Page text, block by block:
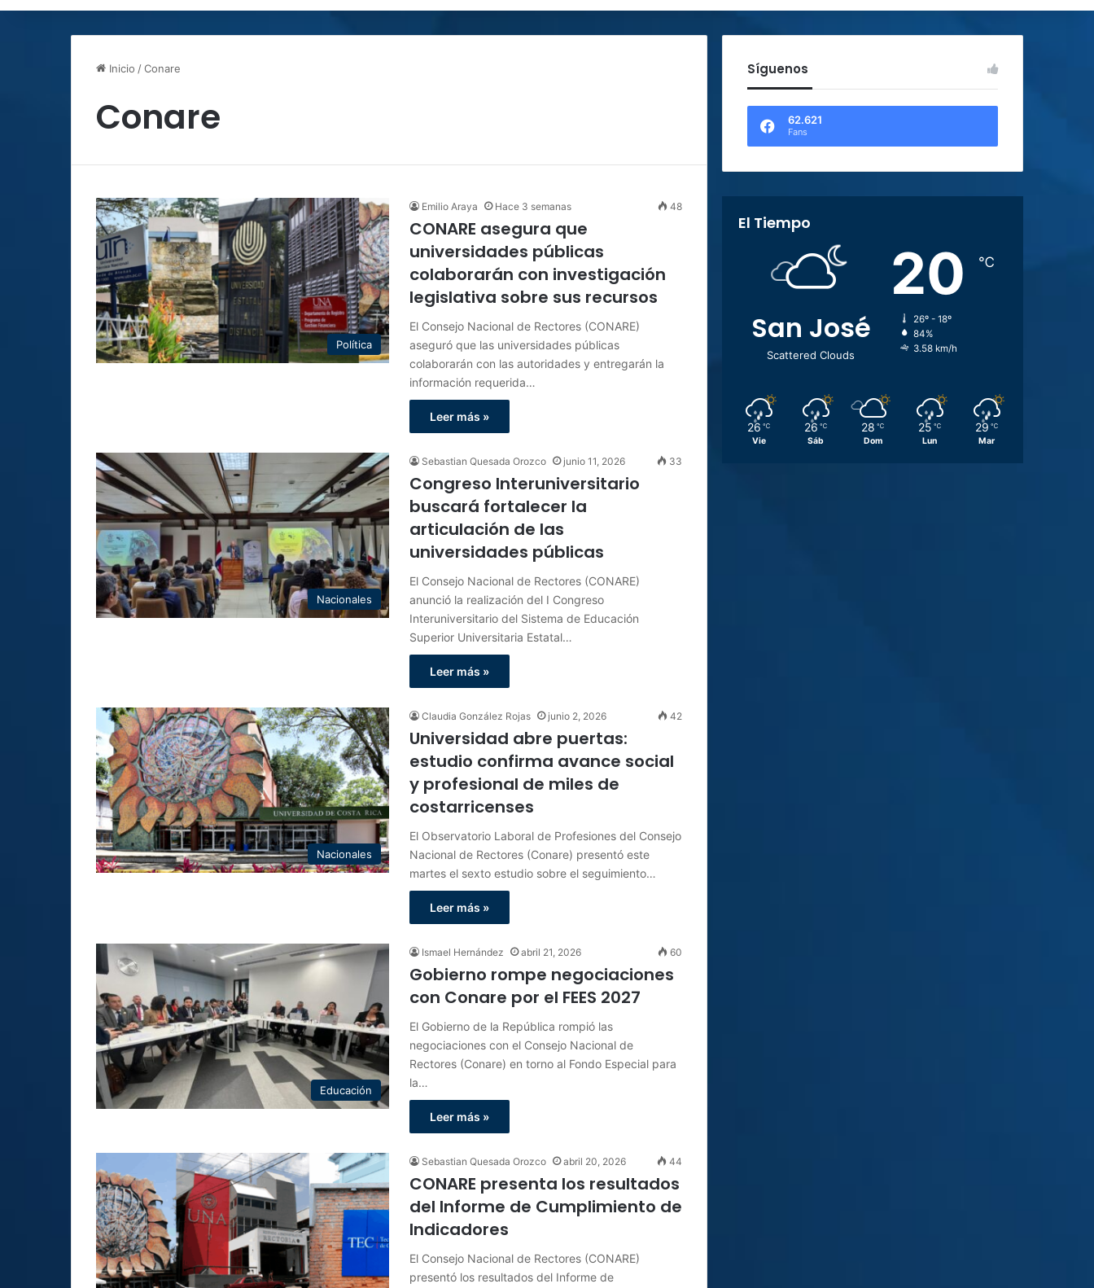
Inicio /Conare
Conare
Política
Emilio Araya Hace 3 semanas 48
CONARE asegura que
universidades públicas
colaborarán con investigación
legislativa sobre sus recursos
El Consejo Nacional de Rectores (CONARE)
aseguró que las universidades públicas
colaborarán con las autoridades y entregarán la
información requerida…
Leer más »
Nacionales
Sebastian Quesada Orozco junio 11, 2026 33
Congreso Interuniversitario
buscará fortalecer la
articulación de las
universidades públicas
El Consejo Nacional de Rectores (CONARE)
anunció la realización del I Congreso
Interuniversitario del Sistema de Educación
Superior Universitaria Estatal…
Leer más »
Nacionales
Claudia González Rojas junio 2, 2026 42
Universidad abre puertas:
estudio confirma avance social
y profesional de miles de
costarricenses
El Observatorio Laboral de Profesiones del Consejo
Nacional de Rectores (Conare) presentó este
martes el sexto estudio sobre el seguimiento…
Leer más »
Educación
Ismael Hernández abril 21, 2026 60
Gobierno rompe negociaciones
con Conare por el FEES 2027
El Gobierno de la República rompió las
negociaciones con el Consejo Nacional de
Rectores (Conare) en torno al Fondo Especial para
la…
Leer más »
Sebastian Quesada Orozco abril 20, 2026 44
CONARE presenta los resultados
del Informe de Cumplimiento de
Indicadores
El Consejo Nacional de Rectores (CONARE)
presentó los resultados del Informe de
Síguenos
62.621
Fans
El Tiempo
San José
Scattered Clouds
20 ℃
26º - 18º
84%
3.58 km/h
26 ℃
Vie
26 ℃
Sáb
28 ℃
Dom
25 ℃
Lun
29 ℃
Mar